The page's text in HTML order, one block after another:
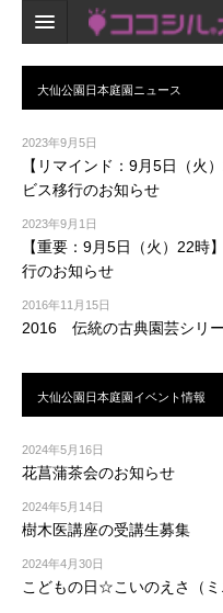
ホーム
検索
口コミ
マイページ
ブックマーク
2023年9月5日
【リマインド：9月5日（火
ビス移行のお知らせ
2023年9月1日
【重要：9月5日（火）22時
行のお知らせ
2016年11月15日
2016 伝統の古典園芸シリ
2024年5月16日
花菖蒲茶会のお知らせ
2024年5月14日
樹木医講座の受講生募集
2024年4月30日
こどもの日☆こいのえさ（ミ